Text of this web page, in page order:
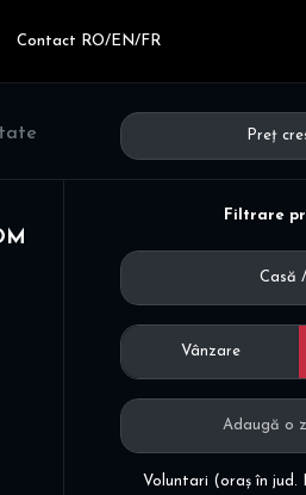
Contact RO/EN/FR
Preț
Filtrare
Casă
Vânzare
Voluntari (oraș în jud.